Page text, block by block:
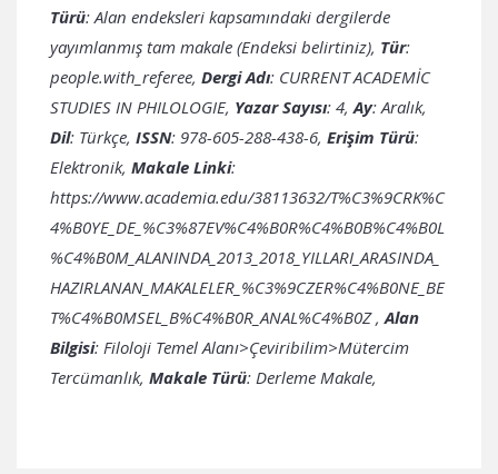
Türü: Alan endeksleri kapsamındaki dergilerde
yayımlanmış tam makale (Endeksi belirtiniz), Tür:
people.with_referee, Dergi Adı: CURRENT ACADEMİC
STUDIES IN PHILOLOGIE, Yazar Sayısı: 4, Ay: Aralık,
Dil: Türkçe, ISSN: 978-605-288-438-6, Erişim Türü:
Elektronik, Makale Linki:
https://www.academia.edu/38113632/T%C3%9CRK%C
4%B0YE_DE_%C3%87EV%C4%B0R%C4%B0B%C4%B0L
%C4%B0M_ALANINDA_2013_2018_YILLARI_ARASINDA_
HAZIRLANAN_MAKALELER_%C3%9CZER%C4%B0NE_BE
T%C4%B0MSEL_B%C4%B0R_ANAL%C4%B0Z, Alan
Bilgisi: Filoloji Temel Alanı>Çeviribilim>Mütercim
Tercümanlık, Makale Türü: Derleme Makale,